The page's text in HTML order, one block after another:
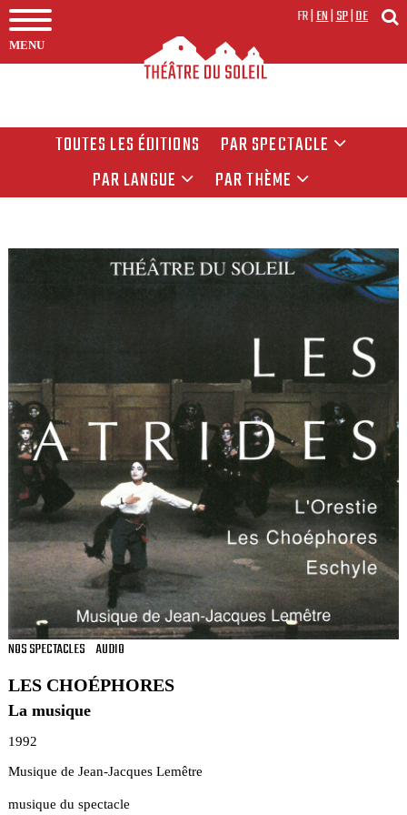
MENU
FR|EN|SP|DE
TOUTES LES ÉDITIONS
PAR SPECTACLE
PAR LANGUE
PAR THÈME
NOS SPECTACLES AUDIO
LES CHOÉPHORES
La musique
1992
Musique de Jean-Jacques Lemêtre
musique du spectacle